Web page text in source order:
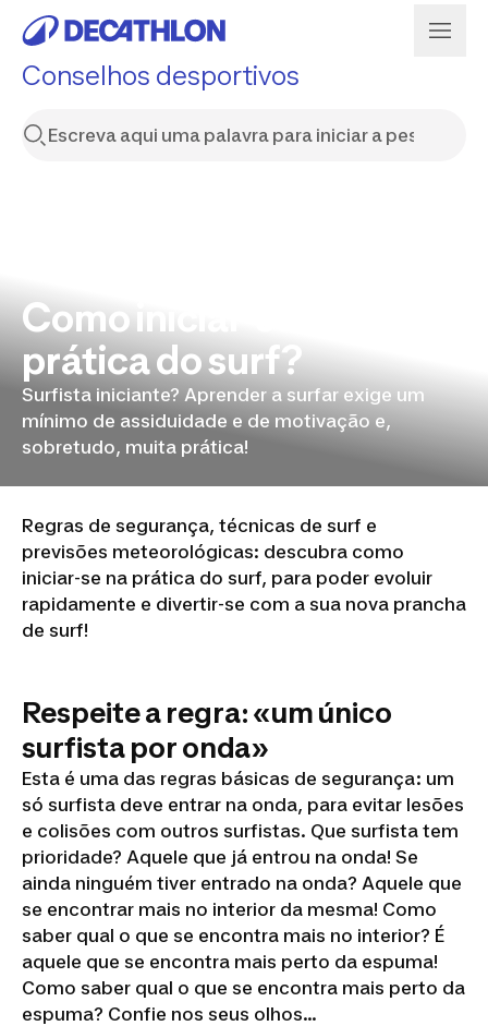
Conselhos desportivos
Como iniciar-se na
prática do surf?
Surfista iniciante? Aprender a surfar exige um
mínimo de assiduidade e de motivação e,
sobretudo, muita prática!
Regras de segurança, técnicas de surf e
previsões meteorológicas: descubra como
iniciar-se na prática do surf, para poder evoluir
rapidamente e divertir-se com a sua nova prancha
de surf!
Respeite a regra: «um único
surfista por onda»
Esta é uma das regras básicas de segurança: um
só surfista deve entrar na onda, para evitar lesões
e colisões com outros surfistas. Que surfista tem
prioridade? Aquele que já entrou na onda! Se
ainda ninguém tiver entrado na onda? Aquele que
se encontrar mais no interior da mesma! Como
saber qual o que se encontra mais no interior? É
aquele que se encontra mais perto da espuma!
Como saber qual o que se encontra mais perto da
espuma? Confie nos seus olhos...